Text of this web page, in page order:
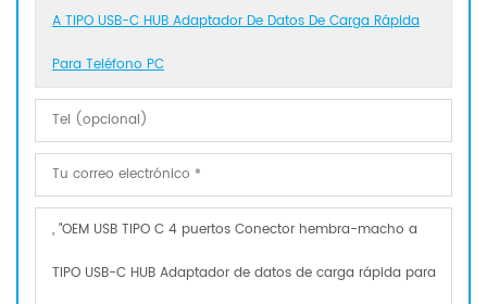
A TIPO USB-C HUB Adaptador De Datos De Carga Rápida
Para Teléfono PC